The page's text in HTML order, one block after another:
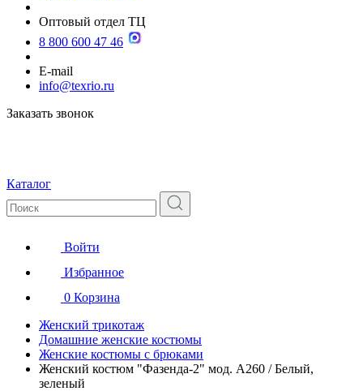
Оптовый отдел ТЦ
8 800 600 47 46
E-mail
info@texrio.ru
Заказать звонок
Каталог
Войти
Избранное
0 Корзина
Женский трикотаж
Домашние женские костюмы
Женские костюмы с брюками
Женский костюм "Фазенда-2" мод. А260 / Белый,
зеленый